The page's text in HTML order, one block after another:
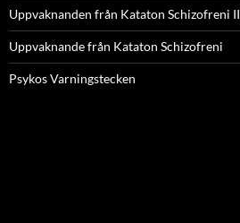
Uppvaknanden från Kataton Schizofreni II
Uppvaknande från Kataton Schizofreni
Psykos Varningstecken